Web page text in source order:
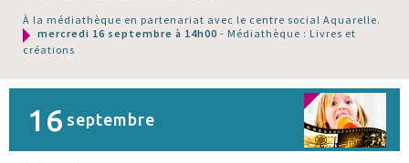
À la médiathèque en partenariat avec le centre social Aquarelle.
mercredi 16 septembre à 14h00 - Médiathèque : Livres et
créations
16 septembre